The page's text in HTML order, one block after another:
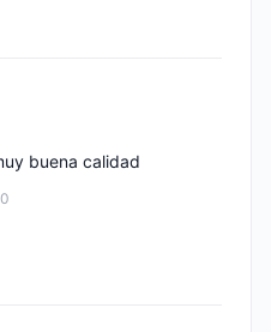
buena calidad